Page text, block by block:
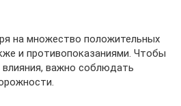
на множество положительных
и противопоказаниями. Чтобы
важно соблюдать